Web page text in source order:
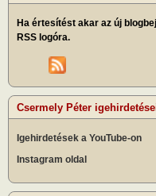
Ha értesítést akar az új
RSS logóra.
Csermely Péter
Igehirdetések a YouTube-on
Instagram oldal